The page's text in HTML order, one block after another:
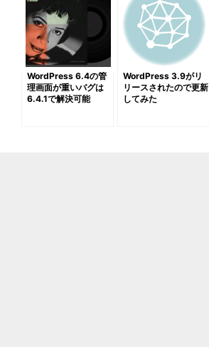
WordPress 6.4の管
理画面が重いバグは
6.4.1で解決可能
WordPress 3.9がリ
リースされたので更新
してみた